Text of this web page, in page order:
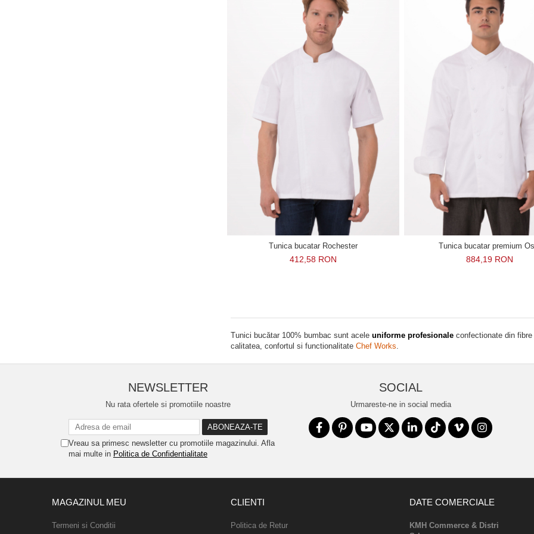
Tunica bucatar Rochester
412,58 RON
Tunica bucatar premium
884,19 RON
Tunici bucătar 100% bumbac sunt acele uniforme profesionale confectionate din
calitatea, confortul si functionalitate Chef Works.
NEWSLETTER
Nu rata ofertele si promotiile noastre
Vreau sa primesc newsletter cu promotiile magazinului. Afla
mai multe in Politica de Confidentialitate
SOCIAL
Urmareste-ne in social media
MAGAZINUL MEU
Termeni si Conditii
CLIENTI
Politica de Retur
DATE COMERCIALE
KMH Commerce & Distri